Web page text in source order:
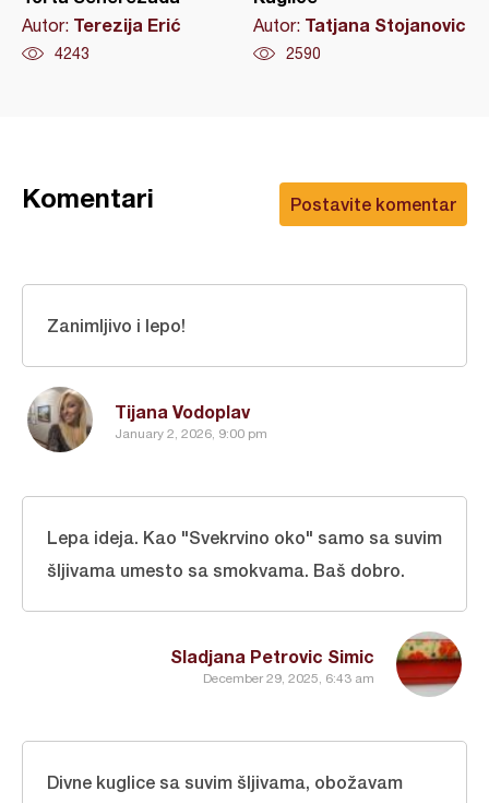
Autor: Terezija Erić
4243
Autor: Tatjana Stojanovic
2590
Postavite komentar
Komentari
Tijana Vodoplav
January 2, 2026, 9:00 pm
Zanimljivo i lepo!
Sladjana Petrovic Simic
December 29, 2025, 6:43 am
Lepa ideja. Kao "Svekrvino oko" samo sa suvim
šljivama umesto sa smokvama. Baš dobro.
Divne kuglice sa suvim šljivama, obožavam